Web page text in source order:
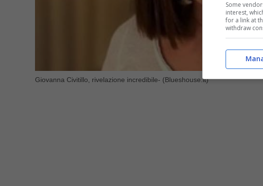
Giovanna Civitillo, rivelazione incredibile- (Blueshouse.it)
Some
interest,
for a link at
withdraw